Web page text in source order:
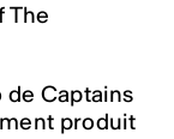
The
Captains
produit